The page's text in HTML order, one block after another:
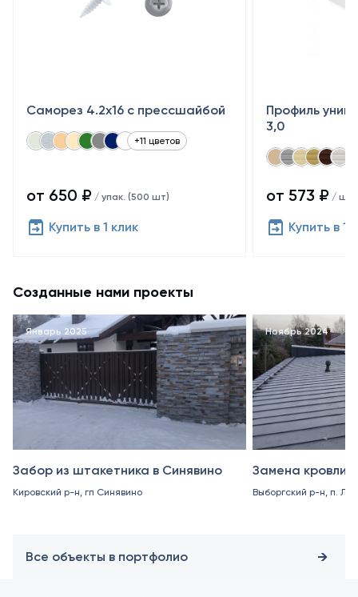
Саморез 4.2х16 с прессшайбой
+11 цветов
от 650 ₽ / упак. (500 шт)
Купить в 1 клик
Профиль
3,0
от 573 ₽ / шт
Купить в 1
Созданные нами проекты
Январь 2025
Забор из штакетника в Синявино
Кировский р-н, гп Синявино
Ноябрь 2024
Замена кровли
Выборгский р-н, п.
Все объекты в портфолио